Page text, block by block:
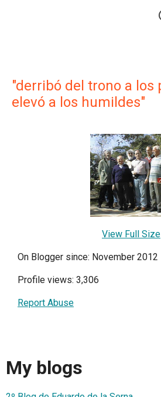
"derribó del trono a los
elevó a los humildes"
View Full Size
On Blogger since: November 2012
Profile views: 3,306
Report Abuse
My blogs